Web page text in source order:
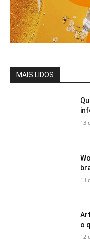
MAIS LIDOS
13
13
o
12